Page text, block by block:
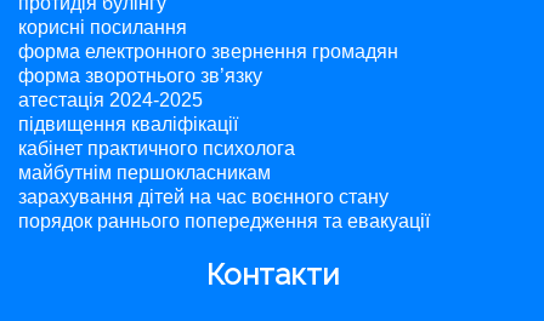
корисні посилання
форма електронного звернення громадян
форма зворотнього зв’язку
атестація 2024-2025
підвищення кваліфікації
кабінет практичного психолога
майбутнім першокласникам
зарахування дітей на час воєнного стану
порядок раннього попередження та евакуації
Контакти